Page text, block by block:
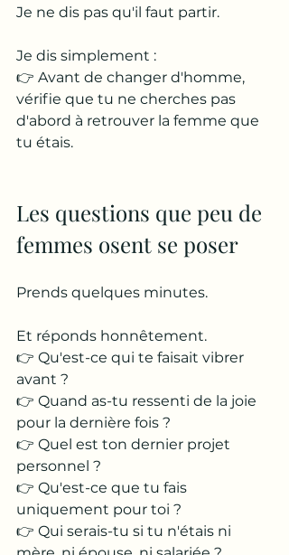
Je ne dis pas qu'il faut partir.
Je dis simplement :
👉 Avant de changer d'homme,
vérifie que tu ne cherches pas
d'abord à retrouver la femme que
tu étais.
Les questions que peu de
femmes osent se poser
Prends quelques minutes.
Et réponds honnêtement.
👉 Qu'est-ce qui te faisait vibrer
avant ?
👉 Quand as-tu ressenti de la joie
pour la dernière fois ?
👉 Quel est ton dernier projet
personnel ?
👉 Qu'est-ce que tu fais
uniquement pour toi ?
👉 Qui serais-tu si tu n'étais ni